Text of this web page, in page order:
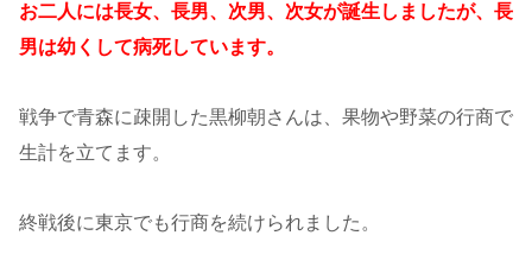
お二人には長女、長男、次男、次女が誕生しましたが、長
男は幼くして病死しています。
戦争で青森に疎開した黒柳朝さんは、果物や野菜の行商で
生計を立てます。
終戦後に東京でも行商を続けられました。